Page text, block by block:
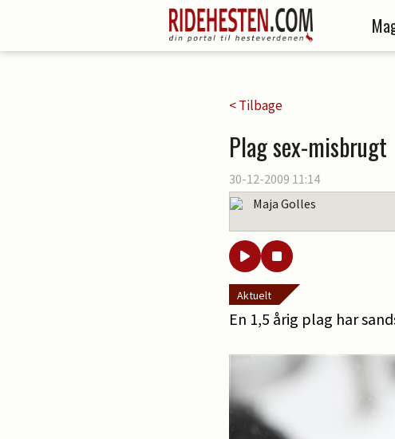
< Tilbage
Plag sex-misbrugt
30-12-2009 11:14
Maja Golles
Aktuelt
En 1,5 årig plag har